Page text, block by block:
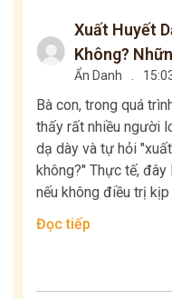
Xuất Huyết
Không?
Ẩn Danh
Bà con, trong quá
thấy rất nhiều người
dạ dày và tự hỏi
không?" Thực tế,
nếu không điều trị kịp
Đọc tiếp